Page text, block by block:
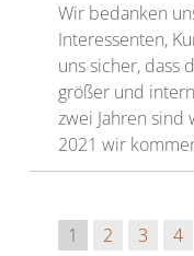
Wir bedanken
Interessenten,
uns sicher, dass
größer und
zwei Jahren
2021 wir
1
2 3 4